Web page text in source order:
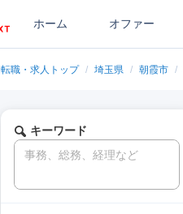
ホーム オファー
転職・求人トップ / 埼玉県 / 朝霞市 /
キーワード